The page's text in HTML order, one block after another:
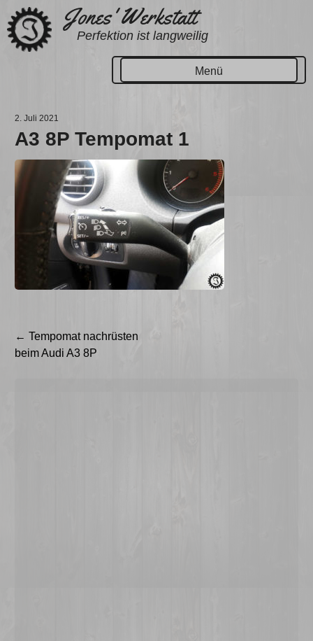
Zum
Inhalt
springen
Jones' Werkstatt
Perfektion ist langweilig
Menü
2. Juli 2021
A3 8P Tempomat 1
Beitragsnavigation
← Tempomat nachrüsten
beim Audi A3 8P